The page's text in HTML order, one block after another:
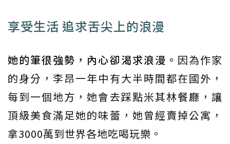
享受生活 追求舌尖上的浪漫
她的筆很強勢，內心卻渴求浪漫。 因為作家
的身分，李昂一年中有大半時間都在國外，
每到一個地方，她會去踩點米其林餐廳，讓
頂級美食滿足她的味蕾，她曾經賣掉公寓，
拿3000萬到世界各地吃喝玩樂。